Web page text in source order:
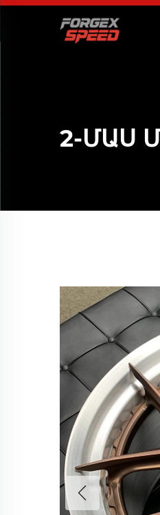
2-ՄԱՍ